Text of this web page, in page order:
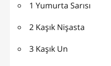
1 Yumurta Sarısı
2 Kaşık Nişasta
3 Kaşık Un